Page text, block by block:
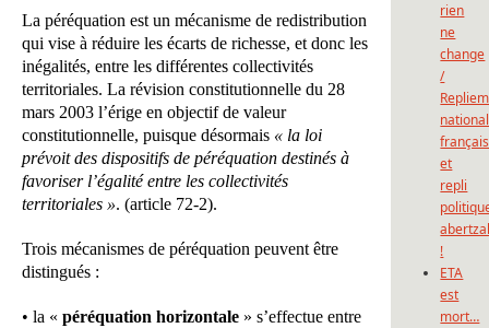
La péréquation est un mécanisme de redistribution
qui vise à réduire les écarts de richesse, et donc les
inégalités, entre les différentes collectivités
territoriales. La révision constitutionnelle du 28
mars 2003 l’érige en objectif de valeur
constitutionnelle, puisque désormais « la loi
prévoit des dispositifs de péréquation destinés à
favoriser l’égalité entre les collectivités
territoriales ». (article 72-2).
Trois mécanismes de péréquation peuvent être
distingués :
• la « péréquation horizontale » s’effectue entre
rien
ne
change
/
et
repli
!
ETA
est
mort…